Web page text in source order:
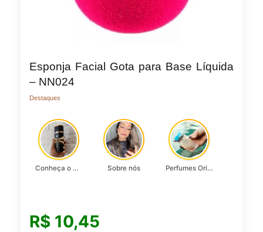
Esponja Facial Gota para Base Líquida
– NN024
Destaques
Conheça o Asad, da Lattafa… Sobre nós Perfumes Originais
R$ 10,45